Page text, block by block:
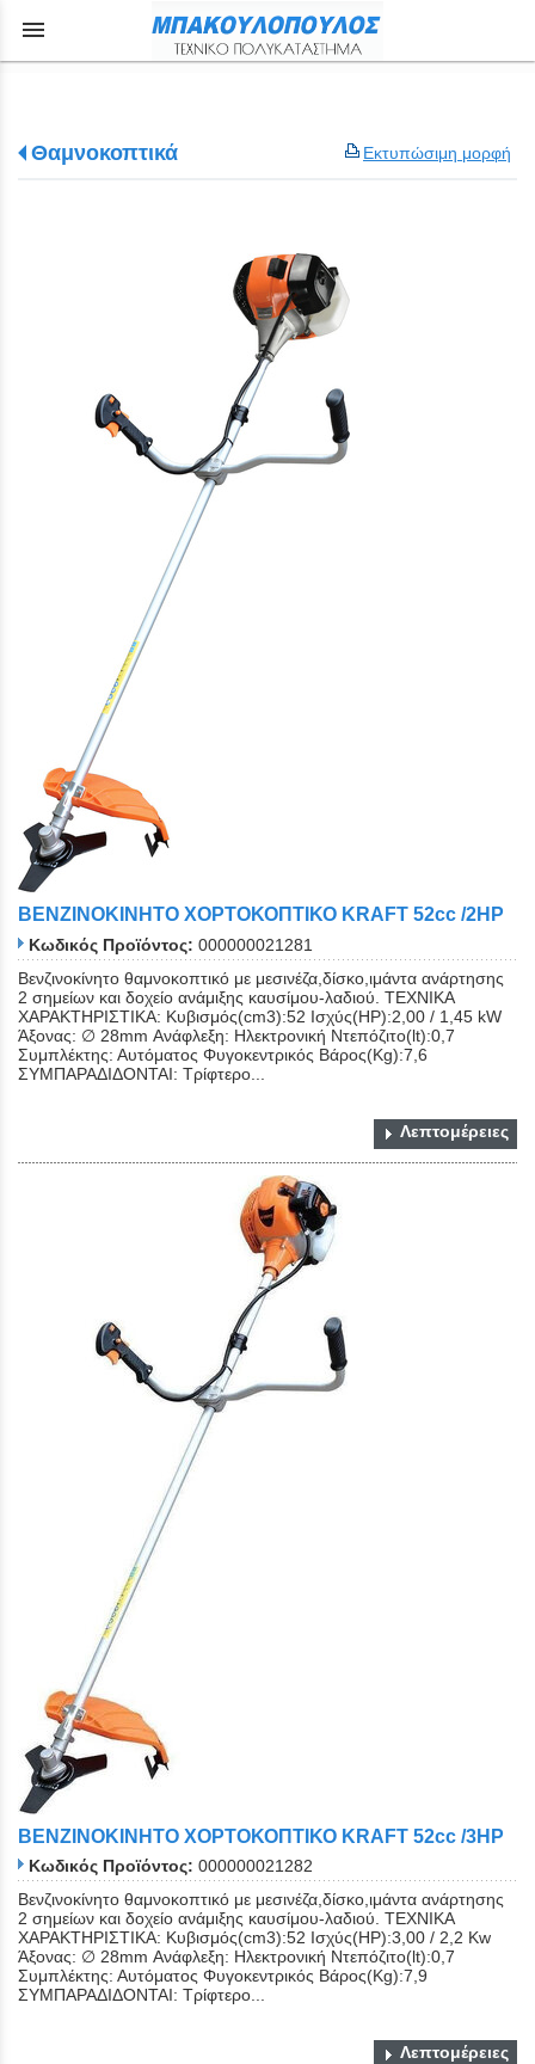
menu
Εκτυπώσιμη μορφή
Θαμνοκοπτικά
ΒΕΝΖΙΝΟΚΙΝΗΤΟ ΧΟΡΤΟΚΟΠΤΙΚΟ KRAFT 52cc /2HP
Κωδικός Προϊόντος: 000000021281
Βενζινοκίνητο θαμνοκοπτικό με μεσινέζα,δίσκο,ιμάντα ανάρτησης
2 σημείων και δοχείο ανάμιξης καυσίμου-λαδιού. ΤΕΧΝΙΚΑ
ΧΑΡΑΚΤΗΡΙΣΤΙΚΑ: Κυβισμός(cm3):52 Ισχύς(ΗΡ):2,00 / 1,45 kW
Άξονας: ∅ 28mm Ανάφλεξη: Ηλεκτρονική Ντεπόζιτο(lt):0,7
Συμπλέκτης: Αυτόματος Φυγοκεντρικός Βάρος(Kg):7,6
ΣΥΜΠΑΡΑΔΙΔΟΝΤΑΙ: Τρίφτερο...
Λεπτομέρειες
ΒΕΝΖΙΝΟΚΙΝΗΤΟ ΧΟΡΤΟΚΟΠΤΙΚΟ KRAFT 52cc /3HP
Κωδικός Προϊόντος: 000000021282
Βενζινοκίνητο θαμνοκοπτικό με μεσινέζα,δίσκο,ιμάντα ανάρτησης
2 σημείων και δοχείο ανάμιξης καυσίμου-λαδιού. ΤΕΧΝΙΚΑ
ΧΑΡΑΚΤΗΡΙΣΤΙΚΑ: Κυβισμός(cm3):52 Ισχύς(ΗΡ):3,00 / 2,2 Kw
Άξονας: ∅ 28mm Ανάφλεξη: Ηλεκτρονική Ντεπόζιτο(lt):0,7
Συμπλέκτης: Αυτόματος Φυγοκεντρικός Βάρος(Kg):7,9
ΣΥΜΠΑΡΑΔΙΔΟΝΤΑΙ: Τρίφτερο...
Λεπτομέρειες